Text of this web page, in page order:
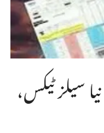
نیا سیلز ٹیکس،